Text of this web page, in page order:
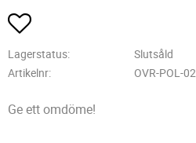
Lägg till i favoriter
Lagerstatus
Slutsåld
Artikelnr
OVR-POL-02
Ge ett omdöme!